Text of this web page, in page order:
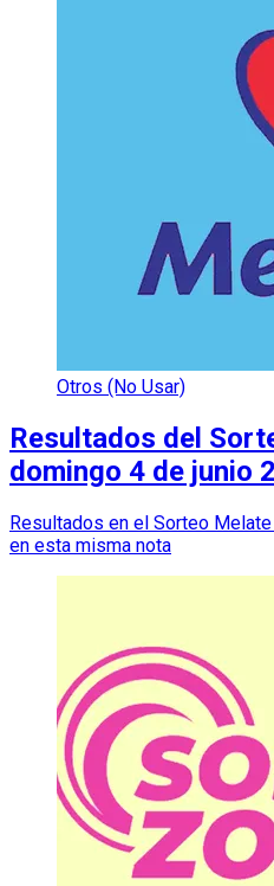
Otros (No Usar)
Resultados del
domingo 4 de junio
Resultados en el Sorteo
en esta misma nota